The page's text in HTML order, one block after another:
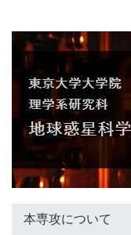
本専攻について